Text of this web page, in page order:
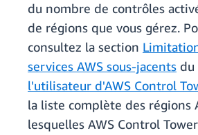
du nombre de contrôles
de régions que vous gérez.
consultez la section
services AWS sous-jacents du
l'utilisateur d'AWS Control
la liste complète des régions
lesquelles AWS Control